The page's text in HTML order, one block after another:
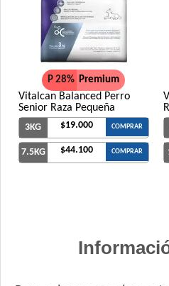
P 28% Premium
Vitalcan Balanced Perro
Senior Raza Pequeña
3KG $19.000 COMPRAR
7.5KG $44.100 COMPRAR